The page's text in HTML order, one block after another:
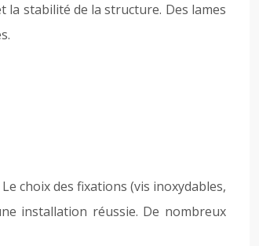
la stabilité de la structure. Des lames
choix des fixations (vis inoxydables,
installation réussie. De nombreux